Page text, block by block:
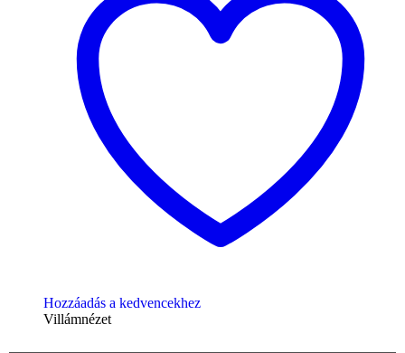
Hozzáadás a kedvencekhez
Villámnézet